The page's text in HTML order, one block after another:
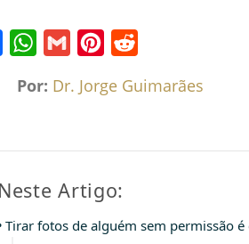
Por: Dr. Jorge Guimarães
Neste Artigo:
Tirar fotos de alguém sem permissão é